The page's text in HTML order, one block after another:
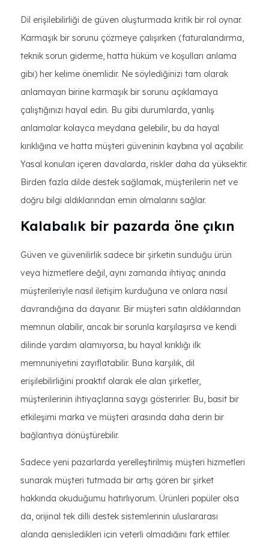
Dil erişilebilirliği de güven oluşturmada kritik bir rol oynar.
Karmaşık bir sorunu çözmeye çalışırken (faturalandırma,
teknik sorun giderme, hatta hüküm ve koşulları anlama
gibi) her kelime önemlidir. Ne söylediğinizi tam olarak
anlamayan birine karmaşık bir sorunu açıklamaya
çalıştığınızı hayal edin. Bu gibi durumlarda, yanlış
anlamalar kolayca meydana gelebilir, bu da hayal
kırıklığına ve hatta müşteri güveninin kaybına yol açabilir.
Yasal konuları içeren davalarda, riskler daha da yüksektir.
Birden fazla dilde destek sağlamak, müşterilerin net ve
doğru bilgi aldıklarından emin olmalarını sağlar.
Kalabalık bir pazarda öne çıkın
Güven ve güvenilirlik sadece bir şirketin sunduğu ürün
veya hizmetlere değil, aynı zamanda ihtiyaç anında
müşterileriyle nasıl iletişim kurduğuna ve onlara nasıl
davrandığına da dayanır. Bir müşteri satın aldıklarından
memnun olabilir, ancak bir sorunla karşılaşırsa ve kendi
dilinde yardım alamıyorsa, bu hayal kırıklığı ilk
memnuniyetini zayıflatabilir. Buna karşılık, dil
erişilebilirliğini proaktif olarak ele alan şirketler,
müşterilerinin ihtiyaçlarına saygı gösterirler. Bu, basit bir
etkileşimi marka ve müşteri arasında daha derin bir
bağlantıya dönüştürebilir.
Sadece yeni pazarlarda yerelleştirilmiş müşteri hizmetleri
sunarak müşteri tutmada bir artış gören bir şirket
hakkında okuduğumu hatırlıyorum. Ürünleri popüler olsa
da, orijinal tek dilli destek sistemlerinin uluslararası
alanda genişledikleri için yeterli olmadığını fark ettiler.